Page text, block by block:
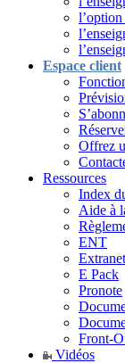
l’option
Espace client
Offrez
Ressources
Index
Aide à
ENT
E Pack
Pronote
Front-
Vidéos